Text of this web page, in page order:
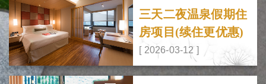
三天二夜温泉假期住
房项目(续住更优惠)
[ 2026-03-12 ]